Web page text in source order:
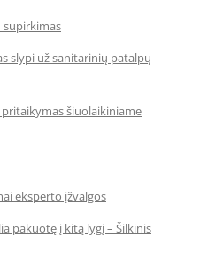
slypi už sanitarinių patalpų
šiuolaikiniame
eksperto įžvalgos
pakuotę į kitą lygį – Šilkinis